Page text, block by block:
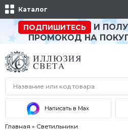
Каталог
ПОДПИШИТЕСЬ
И
ПРОМОКОД НА
Написать в Max
Главная » Светильники